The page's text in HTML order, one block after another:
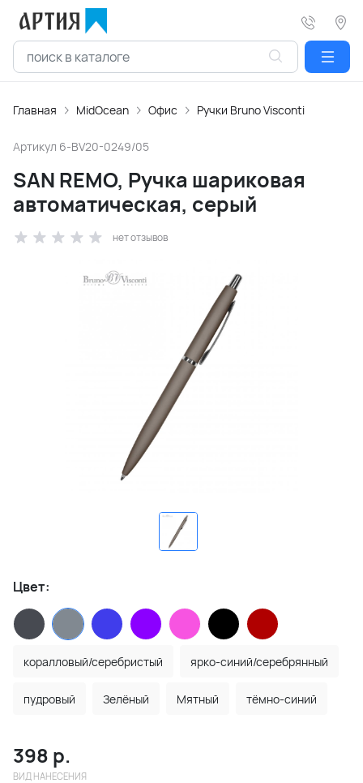
Главная MidOcean Офис Ручки Bruno Visconti
Артикул 6-BV20-0249/05
SAN REMО, Ручка шариковая
автоматическая, серый
нет отзывов
Цвет:
коралловый/серебристый ярко-синий/серебрянный
пудровый Зелёный Мятный тёмно-синий
398 р.
ВИД НАНЕСЕНИЯ